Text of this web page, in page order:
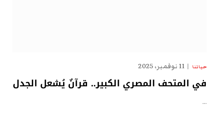
حياتنا 11 نوفمبر، 2025
في المتحف المصري الكبير.. قرآنٌ يُشعل الجدل
…